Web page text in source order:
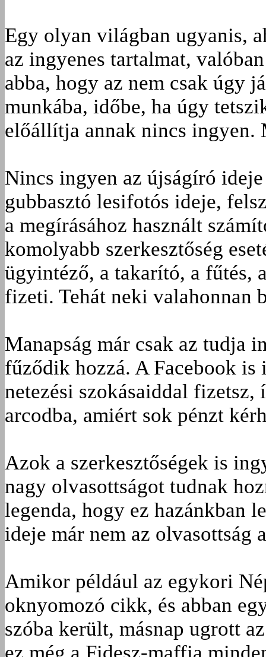
Egy olyan világban ugyanis,
az ingyenes tartalmat,
abba, hogy az nem csak úgy
munkába, időbe, ha úgy
előállítja annak nincs ingyen.
Nincs ingyen az újságíró
gubbasztó lesifotós ideje,
a megírásához használt
komolyabb szerkesztőség
ügyintéző, a takarító, a fűtés,
fizeti. Tehát neki valahonnan
Manapság már csak az tudja
fűződik hozzá. A Facebook is
netezési szokásaiddal
arcodba, amiért sok pénzt
Azok a szerkesztőségek is
nagy olvasottságot tudnak
legenda, hogy ez hazánkban
ideje már nem az olvasottság
Amikor például az egykori
oknyomozó cikk, és abban
szóba került, másnap ugrott